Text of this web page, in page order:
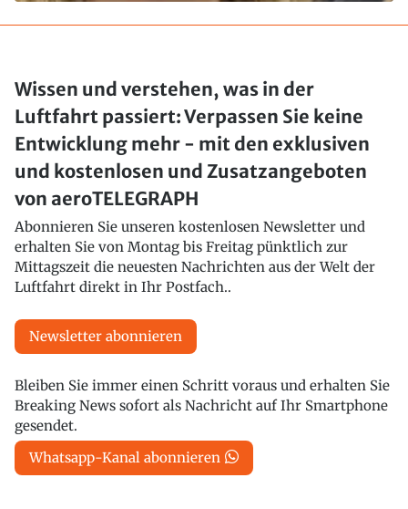
Wissen und verstehen, was in der
Luftfahrt passiert: Verpassen Sie keine
Entwicklung mehr - mit den exklusiven
und kostenlosen und Zusatzangeboten
von aeroTELEGRAPH
Abonnieren Sie unseren kostenlosen Newsletter und
erhalten Sie von Montag bis Freitag pünktlich zur
Mittagszeit die neuesten Nachrichten aus der Welt der
Luftfahrt direkt in Ihr Postfach..
Newsletter abonnieren
Bleiben Sie immer einen Schritt voraus und erhalten Sie
Breaking News sofort als Nachricht auf Ihr Smartphone
gesendet.
Whatsapp-Kanal abonnieren